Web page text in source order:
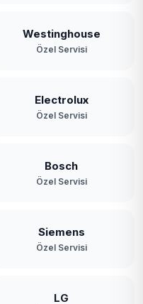
Westinghouse
Özel Servisi
Electrolux
Özel Servisi
Bosch
Özel Servisi
Siemens
Özel Servisi
LG